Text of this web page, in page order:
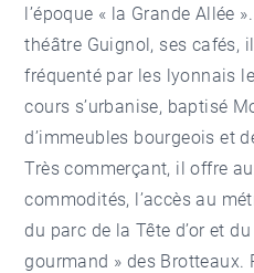
l’époque « la Grande Allée
théâtre Guignol, ses cafés,
fréquenté par les lyonnais
cours s’urbanise, baptisé
d’immeubles bourgeois et
Très commerçant, il offre
commodités, l’accès au
du parc de la Tête d’or et
gourmand » des Brotteaux.